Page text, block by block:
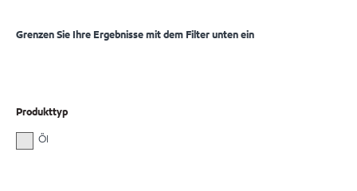
Grenzen Sie Ihre Ergebnisse mit dem Filter unten ein
Produkttyp
Öl